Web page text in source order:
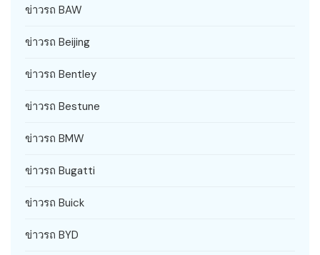
ข่าวรถ BAW
ข่าวรถ Beijing
ข่าวรถ Bentley
ข่าวรถ Bestune
ข่าวรถ BMW
ข่าวรถ Bugatti
ข่าวรถ Buick
ข่าวรถ BYD